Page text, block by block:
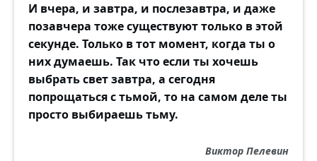
освещённое сиянием вечности,
сохраняется нашей памятью, и когда эта
последняя в тяжёлый час снимет завесу,
мы искренне будем жалеть о его
невозвратности.
И вчера, и завтра, и послезавтра, и даже
позавчера тоже существуют только в этой
секунде. Только в тот момент, когда ты о
них думаешь. Так что если ты хочешь
выбрать свет завтра, а сегодня
попрощаться с тьмой, то на самом деле ты
просто выбираешь тьму.
Виктор Пелевин